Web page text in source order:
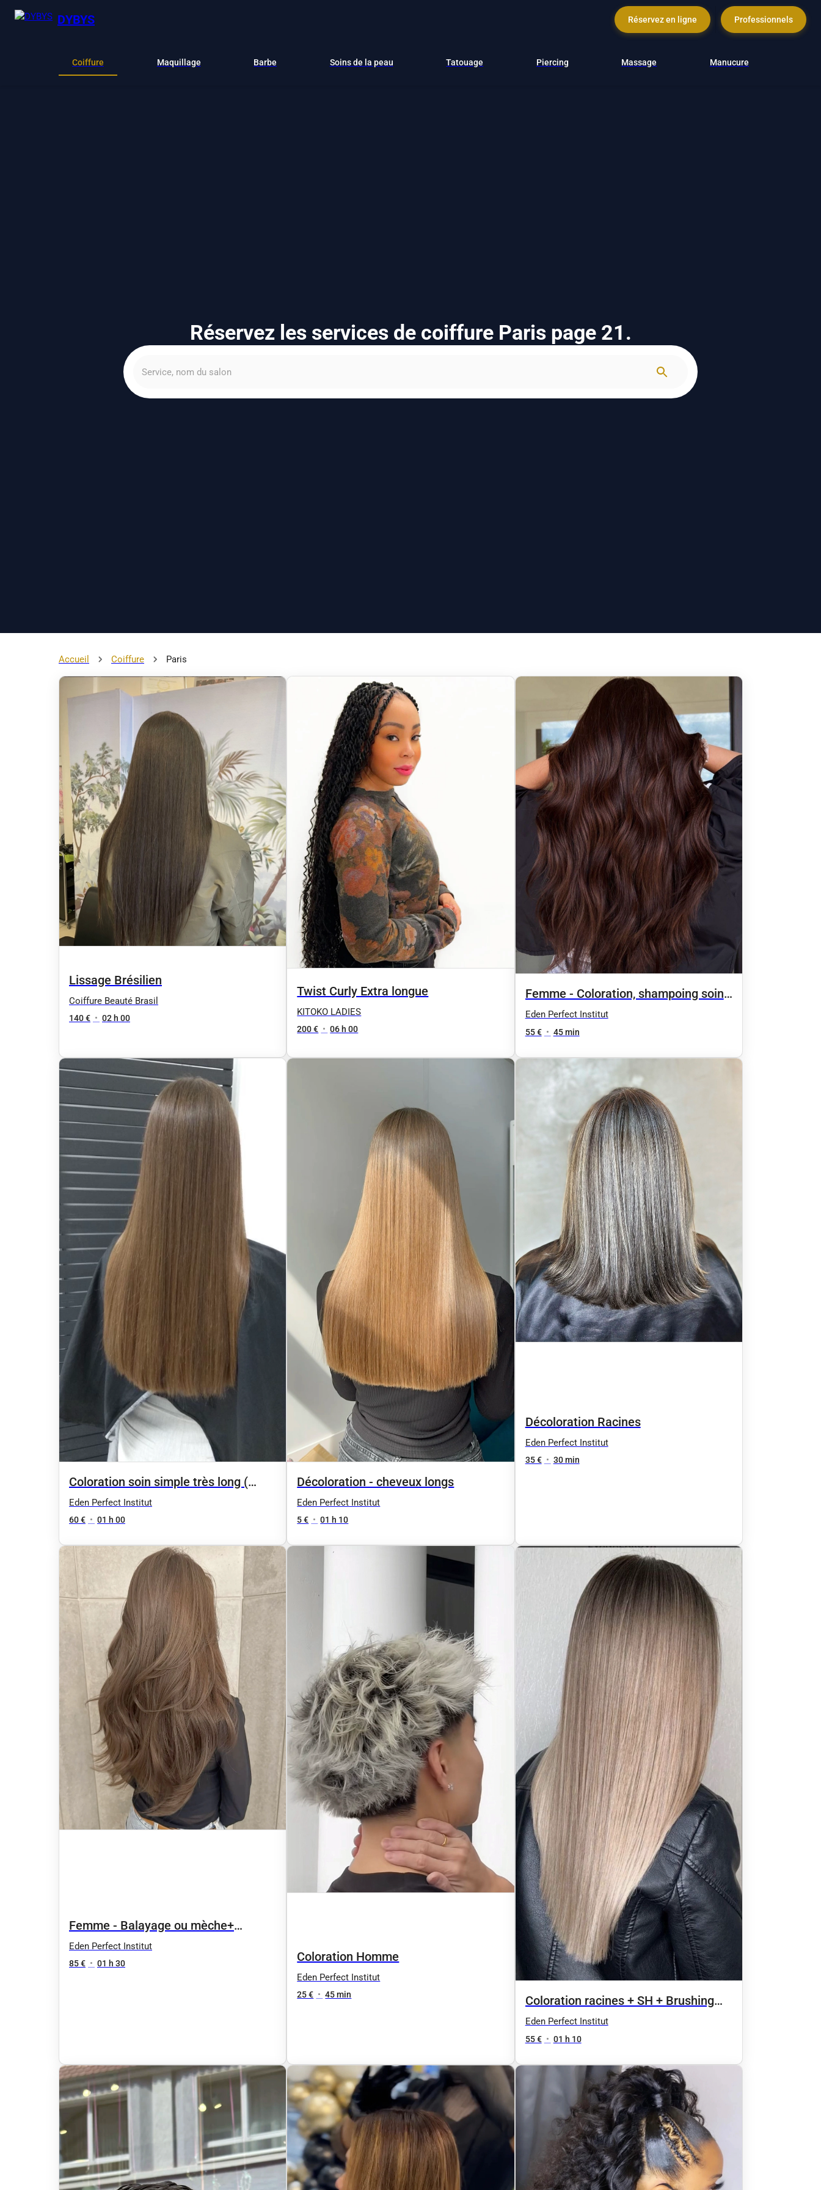
DYBYS Réservez en ligne Professionnels
Coiffure Maquillage Barbe Soins de la peau Tatouage Piercing Massage Manucure
Réservez les services de coiffure Paris page 21.
Accueil Coiffure Paris
Lissage Brésilien
Coiffure Beauté Brasil
140 € • 02 h 00
Twist Curly Extra longue
KITOKO LADIES
200 € • 06 h 00
Femme - Coloration, shampoing soin
+ brushing racines
Eden Perfect Institut
55 € • 45 min
Coloration soin simple très long (
shampoing non inclu) sur devis
Eden Perfect Institut
60 € • 01 h 00
Décoloration - cheveux longs
Eden Perfect Institut
5 € • 01 h 10
Décoloration Racines
Eden Perfect Institut
35 € • 30 min
Femme - Balayage ou mèche+
shampoing brushing cheveux courts +
patine
Eden Perfect Institut
85 € • 01 h 30 Coloration Homme
Eden Perfect Institut
25 € • 45 min
Coloration racines + SH + Brushing
cheveux courts et mi_longs
Eden Perfect Institut
55 € • 01 h 10